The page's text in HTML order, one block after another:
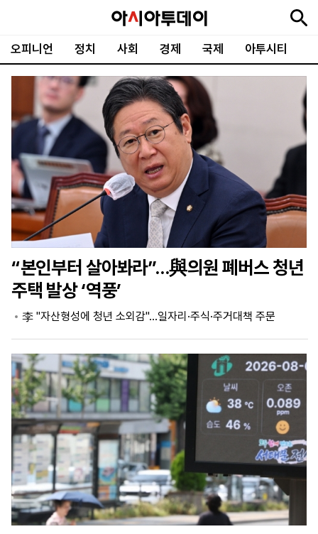
오피니언 정치 사회 경제 국제 아투시티
스
신
보
치
회
제
제
피
플
투
화
포
츠
토
ENGLISH
文
Tiếng
Việt
지
면
기
신
문
독
후
원
기
제
보
시
회
사
개
앱
설
마
켓
파
워
운
세
대
학
동
문
골
프
“본인부터 살아봐라”…與의원 폐버스 청년
주택 발상 ‘역풍’
李 "자산형성에 청년 소외감"…일자리·주식·주거대책 주문